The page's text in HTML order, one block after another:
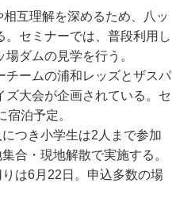
互理解を深めるため、八ッ
セミナーでは、普段利用し
ダムの見学を行う。
ームの浦和レッズとザスパ
大会が企画されている。セ
泊予定。
つき小学生は2人まで参加
合・現地解散で実施する。
は6月22日。申込多数の場